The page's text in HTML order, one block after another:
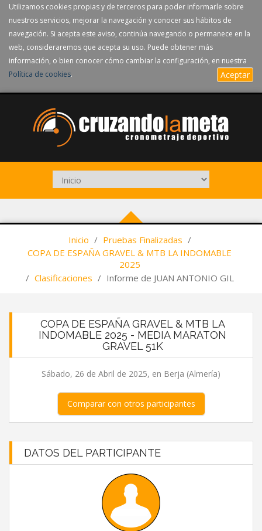
Utilizamos cookies propias y de terceros para poder informarle sobre
nuestros servicios, mejorar la navegación y conocer sus hábitos de
navegación. Si acepta este aviso, continúa navegando o permanece en la
web, consideraremos que acepta su uso. Puede obtener más
información, o bien conocer cómo cambiar la configuración, en nuestra
Política de cookies. Aceptar
Inicio / Pruebas Finalizadas /
COPA DE ESPAÑA GRAVEL & MTB LA INDOMABLE
2025
/ Clasificaciones / Informe de JUAN ANTONIO GIL
COPA DE ESPAÑA GRAVEL & MTB LA
INDOMABLE 2025 - MEDIA MARATON
GRAVEL 51K
Sábado, 26 de Abril de 2025, en Berja (Almería)
Comparar con otros participantes
DATOS DEL PARTICIPANTE